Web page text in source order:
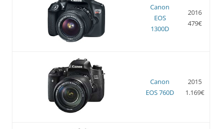
Canon
EOS
1300D
2016
479€
Canon
EOS 760D
2015
1.169€